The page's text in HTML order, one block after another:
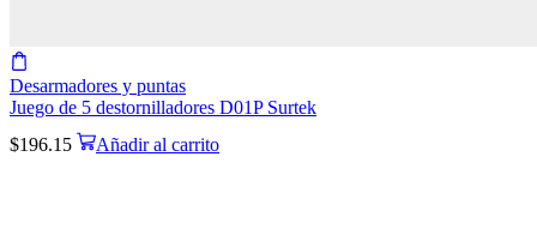
Desarmadores y puntas
Juego de 5 destornilladores D01P Surtek
$196.15 Añadir al carrito